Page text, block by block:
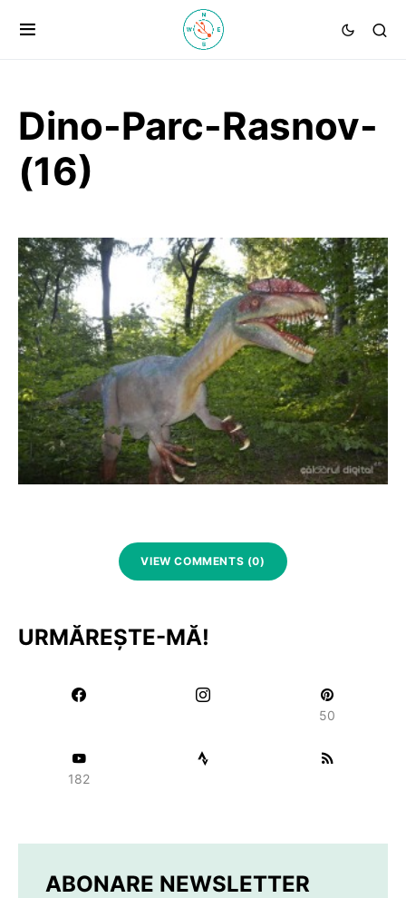
Dino-Parc-Rasnov-
(16)
VIEW COMMENTS (0)
URMĂREȘTE-MĂ!
50
182
ABONARE NEWSLETTER